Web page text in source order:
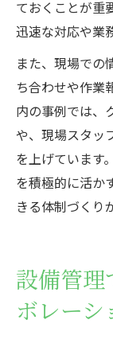
ておくことが重
迅速な対応や業
また、現場での
ち合わせや作業
内の事例では、
や、現場スタッ
を上げています
を積極的に活か
きる体制づくり
設備管理
ボレーシ